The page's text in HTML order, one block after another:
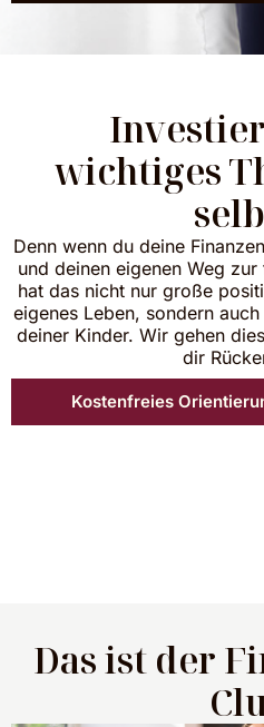
wichtiges
Denn wenn du deine
und deinen eigenen Weg
hat das nicht nur große
eigenes Leben, sondern
deiner Kinder. Wir gehen
dir
Kostenfreies
Das ist der